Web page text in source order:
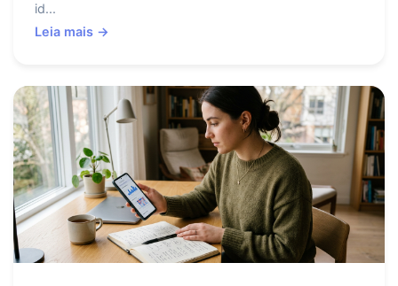
id...
Leia mais →